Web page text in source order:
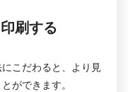
刷する
こだわると、より見
ができます。